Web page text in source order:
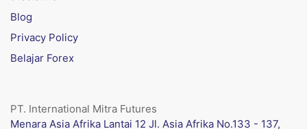
Blog
Privacy Policy
Belajar Forex
PT. International Mitra Futures
Menara Asia Afrika Lantai 12 Jl. Asia Afrika No.133 - 137,